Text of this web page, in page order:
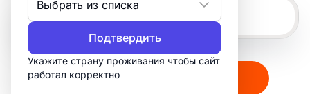
Выбрать из списка
Подтвердить
Укажите страну проживания чтобы сайт
работал корректноСоздать мой логотип